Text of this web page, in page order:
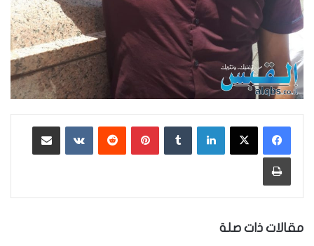
لينكدإن بينتيريست ‏VKontakte
طباعة
مقالات ذات صلة